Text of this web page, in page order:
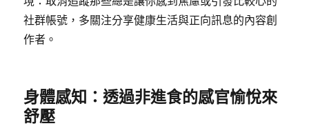
社群帳號，多關注分享健康生活與正向訊息的內容創
作者。
身體感知：透過非進食的感官愉悅來
舒壓